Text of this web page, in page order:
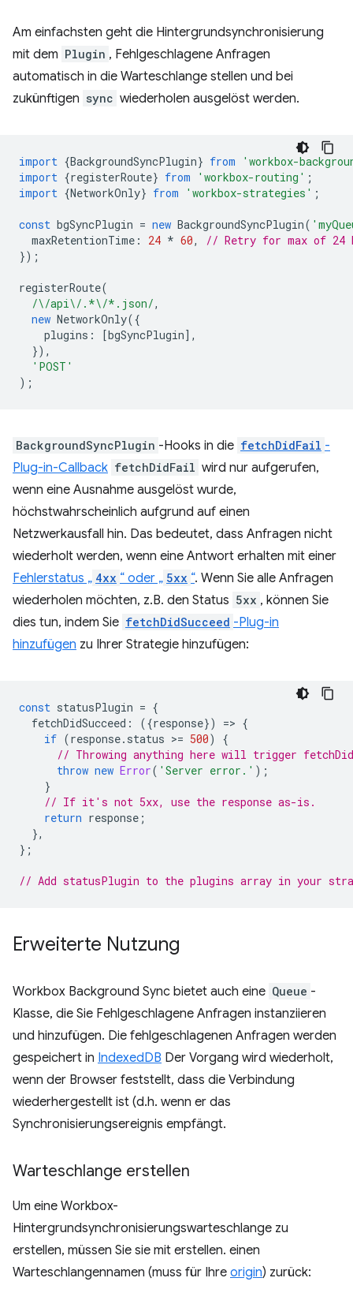
Am einfachsten geht die Hintergrundsynchronisierung
mit dem Plugin , Fehlgeschlagene Anfragen
automatisch in die Warteschlange stellen und bei
zukünftigen sync wiederholen ausgelöst werden.
import {BackgroundSyncPlugin} from
'workbox-
import {registerRoute} from 'workbox-routing' ;
import {NetworkOnly} from 'workbox-strategies' ;
const bgSyncPlugin = new BackgroundSyncPlugin(
maxRetentionTime : 24 * 60,
// Retry for max of 24
});
registerRoute(
/\/api\/.*\/*.json/,
new NetworkOnly({
plugins : [bgSyncPlugin],
}),
'POST'
);
BackgroundSyncPlugin -Hooks in die fetchDidFail -
Plug-in-Callback fetchDidFail wird nur aufgerufen,
wenn eine Ausnahme ausgelöst wurde,
höchstwahrscheinlich aufgrund auf einen
Netzwerkausfall hin. Das bedeutet, dass Anfragen nicht
wiederholt werden, wenn eine Antwort erhalten mit einer
Fehlerstatus „ 4xx “ oder „ 5xx “. Wenn Sie alle Anfragen
wiederholen möchten, z.B. den Status 5xx , können Sie
dies tun, indem Sie fetchDidSucceed -Plug-in
hinzufügen zu Ihrer Strategie hinzufügen:
const statusPlugin = {
fetchDidSucceed : ({response}) => {
if (response. status >= 500)
{
// Throwing anything here will trigger
throw new Error( 'Server error.' );
}
// If it's not 5xx, use the response as-is.
return response ;
},
};
// Add statusPlugin to the plugins array in your
Erweiterte Nutzung
Workbox Background Sync bietet auch eine Queue -
Klasse, die Sie Fehlgeschlagene Anfragen instanziieren
und hinzufügen. Die fehlgeschlagenen Anfragen werden
gespeichert in IndexedDB Der Vorgang wird wiederholt,
wenn der Browser feststellt, dass die Verbindung
wiederhergestellt ist (d.h. wenn er das
Synchronisierungsereignis empfängt.
Warteschlange erstellen
Um eine Workbox-
Hintergrundsynchronisierungswarteschlange zu
erstellen, müssen Sie sie mit erstellen. einen
Warteschlangennamen (muss für Ihre origin) zurück: